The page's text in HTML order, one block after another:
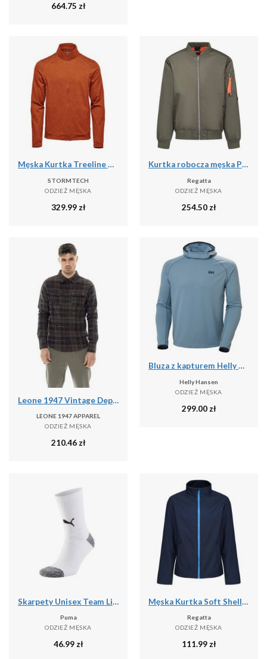
664.75 zł
Męska Kurtka Treeline Performance
STORMTECH
ODZIEŻ MĘSKA
329.99 zł
Kurtka robocza męska Pro Pilot
Regatta
ODZIEŻ MĘSKA
254.50 zł
Leone 1947 Vintage Dept. Męska koszula flanelowa z dużym nadrukiem logo
LEONE 1947 APPAREL
ODZIEŻ MĘSKA
210.46zł
Bluza z kapturem Helly Hansen
Helly Hansen
ODZIEŻ MĘSKA
299.00 zł
Skarpety Unisex Team Liga Dla Dorosłych
Puma
ODZIEŻ MĘSKA
46.99zł
Męska Kurtka Soft Shell Ablaze Printable
Regatta
ODZIEŻ MĘSKA
111.99zł